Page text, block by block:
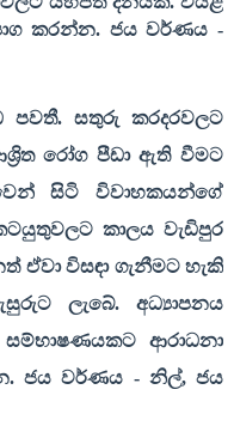
කරන්න. ජය වර්ණය -
පවතී. සතුරු කරදරවලට
රෝග පීඩා ඇති වීමට
සිටි විවාහකයන්ගේ
කාලය වැඩිපුර
ඒවා විසඳා ගැනීමට හැකි
ලැබේ. අධ්‍යාපනය
ආරාධනා
ජය වර්ණය - නිල්,ජය